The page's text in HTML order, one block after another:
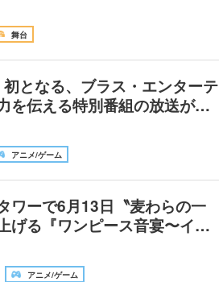
舞台
初となる、ブラス・エンターテ
を伝える特別番組の放送が…
アニメ/ゲーム
ワーで6月13日〝麦わらの一
げる『ワンピース音宴〜イ…
アニメ/ゲーム